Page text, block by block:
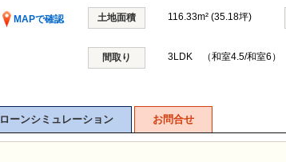
MAPで確認
土地面積 116.33m² (35.18坪)
間取り 3LDK （和室4.5/和室6）
ローンシミュレーション お問合せ